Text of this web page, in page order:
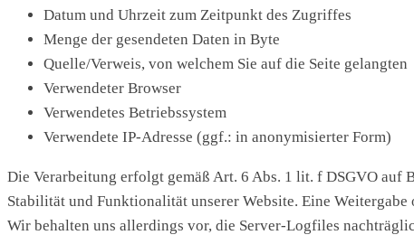
Datum und Uhrzeit zum Zeitpunkt des Zugriffes
Menge der gesendeten Daten in Byte
Quelle/Verweis, von welchem Sie auf die Seite gelangten
Verwendeter Browser
Verwendetes Betriebssystem
Verwendete IP-Adresse (ggf.: in anonymisierter Form)
Die Verarbeitung erfolgt gemäß Art. 6 Abs. 1 lit. f DSGVO auf
Stabilität und Funktionalität unserer Website. Eine
Wir behalten uns allerdings vor, die Server-Logfiles